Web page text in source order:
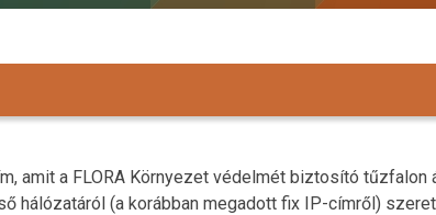
amit a FLORA Környezet védelmét biztosító tűzfalon
hálózatáról (a korábban megadott fix IP-címről)